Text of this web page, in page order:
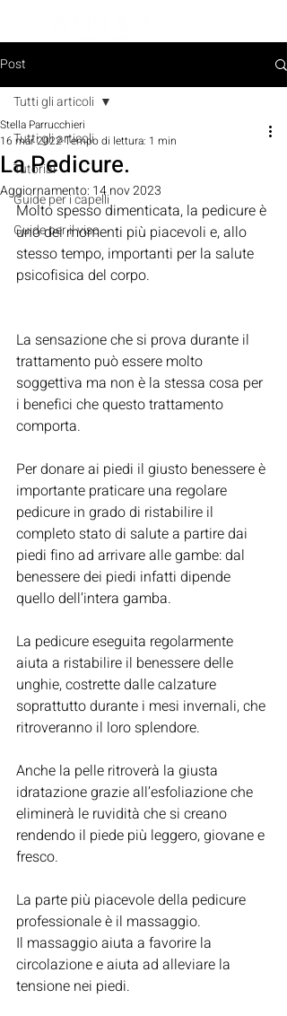
Post
Tutti gli articoli
Tutorial
Guide per i capelli
Guide per il viso
Tutti gli articoli
La Pedicure.
Stella Parrucchieri
16 mar 2022Tempo di lettura: 1 min
Aggiornamento: 14 nov 2023
Molto spesso dimenticata, la pedicure è
uno dei momenti più piacevoli e, allo
stesso tempo, importanti per la salute
psicofisica del corpo.
La sensazione che si prova durante il
trattamento può essere molto
soggettiva ma non è la stessa cosa per
i benefici che questo trattamento
comporta.
Per donare ai piedi il giusto benessere è
importante praticare una regolare
pedicure in grado di ristabilire il
completo stato di salute a partire dai
piedi fino ad arrivare alle gambe: dal
benessere dei piedi infatti dipende
quello dell’intera gamba.
La pedicure eseguita regolarmente
aiuta a ristabilire il benessere delle
unghie, costrette dalle calzature
soprattutto durante i mesi invernali, che
ritroveranno il loro splendore.
Anche la pelle ritroverà la giusta
idratazione grazie all’esfoliazione che
eliminerà le ruvidità che si creano
rendendo il piede più leggero, giovane e
fresco.
La parte più piacevole della pedicure
professionale è il massaggio.
Il massaggio aiuta a favorire la
circolazione e aiuta ad alleviare la
tensione nei piedi.